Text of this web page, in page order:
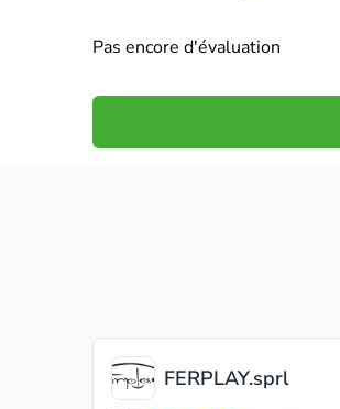
Pas encore d'évaluation
FERPLAY.sprl